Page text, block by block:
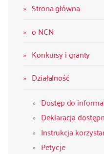
Strona główna
o NCN
Konkursy i granty
Działalność
Dostęp do
Deklaracja
Instrukcja
Petycje